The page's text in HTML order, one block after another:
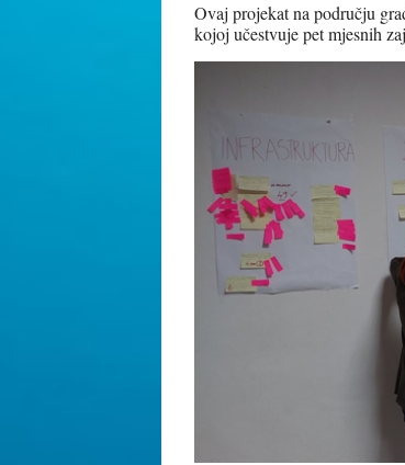
Ovaj projekat na području
kojoj učestvuje pet mjesnih